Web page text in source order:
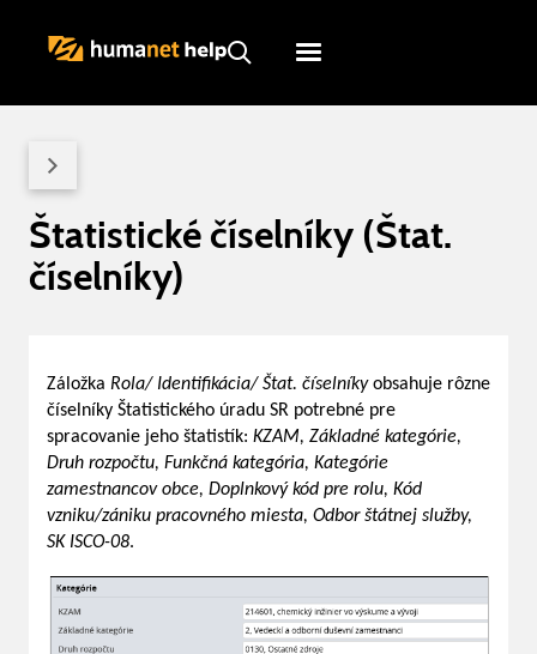
Humanet
Štatistické číselníky (Štat.
číselníky)
Záložka Rola/ Identifikácia/ Štat. číselníkyobsahuje rôzne
číselníky Štatistického úradu SR potrebné pre
spracovanie jeho štatistík: KZAM, Základné kategórie,
Druh rozpočtu, Funkčná kategória, Kategórie
zamestnancov obce, Doplnkový kód pre rolu, Kód
vzniku/zániku pracovného miesta, Odbor štátnej služby,
SK ISCO-08.